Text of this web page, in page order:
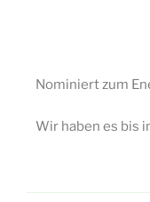
Nominiert zum
Wir haben es bis